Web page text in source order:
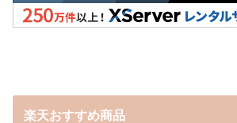
楽天おすすめ商品